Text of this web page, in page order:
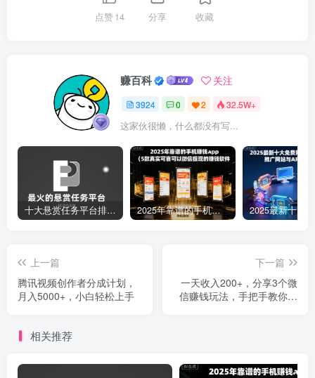
点赞14 分享 收藏
赚百科 关注
3924 0 2 32.5W+
这家伙很懒，什么都没有写...
十大悬赏任务平台排行榜（全网最好的悬赏任务平台） 2025年靠谱的手机赚钱app（5款真实可靠可以微信提现的赚钱软件）
上一篇
腾讯视频创作者分成计划，
月入5000+，小白轻松上手
下一篇
一天收入200+，分享3个微
信赚钱玩法，手把手教你实
相关推荐